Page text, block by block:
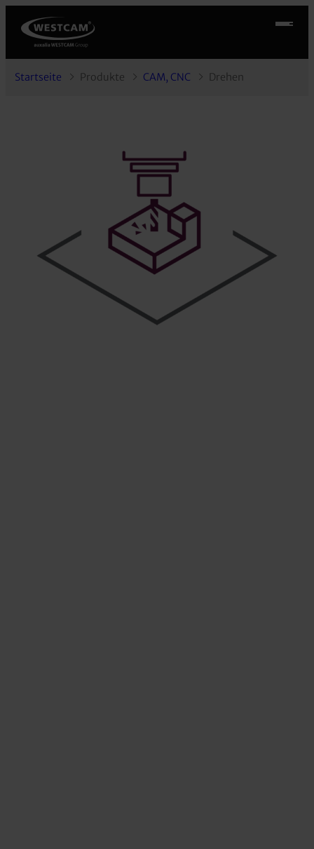
Startseite Produkte CAM, CNC Drehen